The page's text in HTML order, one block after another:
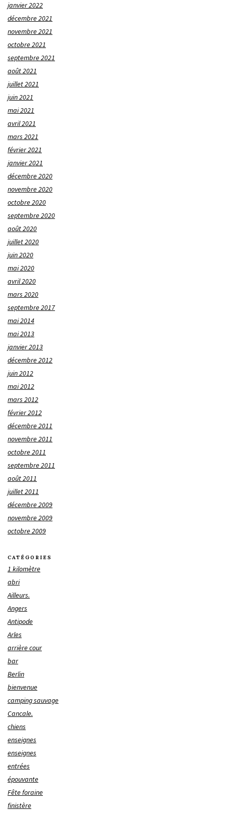
janvier 2022
décembre 2021
novembre 2021
octobre 2021
septembre 2021
août 2021
juillet 2021
juin 2021
mai 2021
avril 2021
mars 2021
février 2021
janvier 2021
décembre 2020
novembre 2020
octobre 2020
septembre 2020
août 2020
juillet 2020
juin 2020
mai 2020
avril 2020
mars 2020
septembre 2017
mai 2014
mai 2013
janvier 2013
décembre 2012
juin 2012
mai 2012
mars 2012
février 2012
décembre 2011
novembre 2011
octobre 2011
septembre 2011
août 2011
juillet 2011
décembre 2009
novembre 2009
octobre 2009
CATÉGORIES
1 kilomètre
abri
Ailleurs.
Angers
Antipode
Arles
arrière cour
bar
Berlin
bienvenue
camping sauvage
Cancale.
chiens
enseignes
enseignes
entrées
épouvante
Fête foraine
finistère